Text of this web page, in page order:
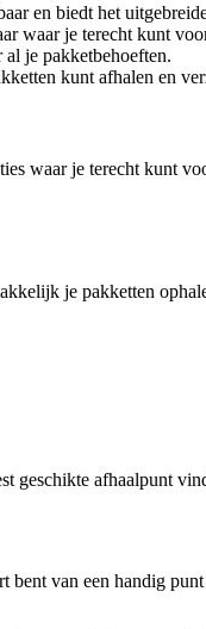
en biedt het
waar je terecht kunt
je pakketbehoeften.
kunt afhalen en
waar je terecht kunt
je pakketten
geschikte afhaalpunt
van een handig